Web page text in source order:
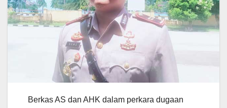
Berkas AS dan AHK dalam perkara dugaan